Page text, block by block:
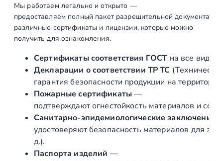
к
о
н
е
Мы работаем легально и открыто —
предоставляем полный пакет разрешительной
различные сертификаты и лицензии, которые можно
получить для ознакомления.
Сертификаты соответствия ГОСТ на все виды
Декларации о соответствии ТР ТС
гарантия безопасности продукции на
Пожарные сертификаты—
подтверждают огнестойкость материалов и
Санитарно‑эпидемиологические заключения
удостоверяют безопасность материалов для
д.).
Паспорта изделий —